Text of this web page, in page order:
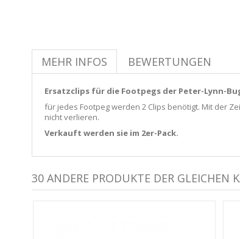
MEHR INFOS BEWERTUNGEN
Ersatzclips für die Footpegs der Peter-Lynn-
für jedes Footpeg werden 2 Clips benötigt. Mit der
nicht verlieren.
Verkauft werden sie im 2er-Pack.
30 ANDERE PRODUKTE DER GLEICHEN